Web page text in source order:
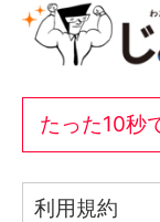
たった10秒
利用規約